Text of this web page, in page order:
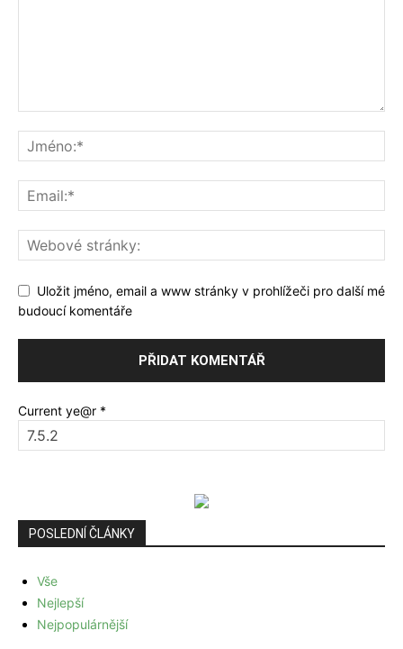
Uložit jméno, email a www stránky v prohlížeči pro další mé
budoucí komentáře
Current ye@r *
POSLEDNÍ ČLÁNKY
Vše
Nejlepší
Nejpopulárnější